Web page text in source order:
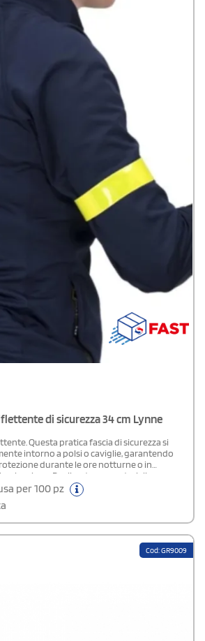
di sicurezza 34 cm Lynne
Questa pratica fascia di sicurezza si
intorno a polsi o caviglie, garantendo
durante le ore notturne o in
Realizzata con materiali
è facile da indossare e offre una vestibilità
è conforme al Regolamento (UE)
di protezione individuale di Categoria II e
e sicurezza previsti dall’Allegato II,
e protezione certificate.
per 100 pz
Cod: GR9009